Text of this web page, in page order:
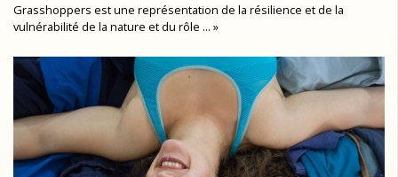
Grasshoppers est une représentation de la résilience et de la
vulnérabilité de la nature et du rôle ... »